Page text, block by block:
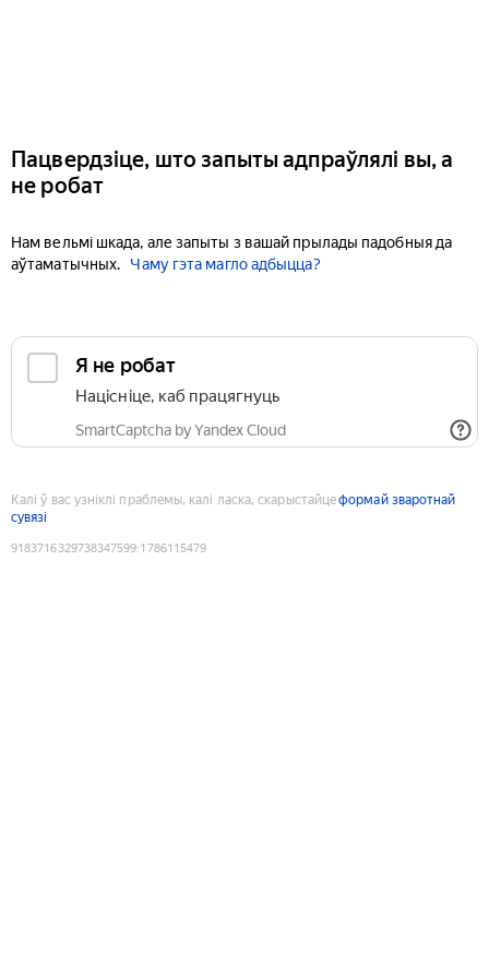
Пацвердзіце, што запыты адпраўлялі вы, а
не робат
Нам вельмі шкада, але запыты з вашай прылады падобныя да
аўтаматычных.
Чаму гэта магло адбыцца?
Я не робат
Націсніце, каб працягнуць
SmartCaptcha by Yandex Cloud
Калі ў вас узніклі праблемы, калі ласка, скарыстайцеформай зваротнай
сувязі
9183716329738347599:1786115479